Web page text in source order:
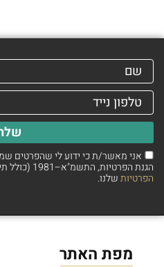
אני מאשר/ת כי ידוע לי שהפרטים
הגנת הפרטיות, התשמ"א–1981 (כולל תיקון 13), ובהתאם ל
הפרטיותשלנו.
מפת האתר